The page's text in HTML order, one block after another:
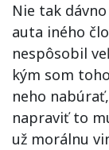
Nie tak
auta iného
nespôsobil
kým som
neho
napraviť to
už morálnu